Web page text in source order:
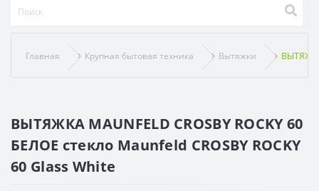
Главная Крупная бытовая техника Вытяжки ВЫТЯЖКА
ВЫТЯЖКА MAUNFELD CROSBY ROCKY 60
БЕЛОЕ стекло Maunfeld CROSBY ROCKY
60 Glass White